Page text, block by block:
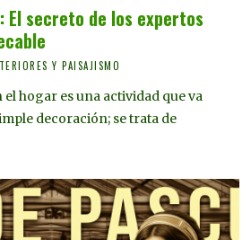
El secreto de los expertos
Y PAISAJISMO
hogar es una actividad que va
decoración; se trata de